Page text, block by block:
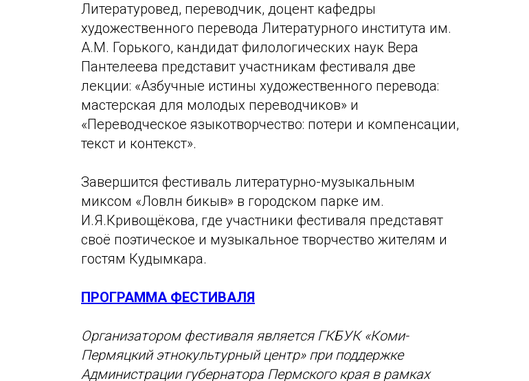
Литературовед, переводчик, доцент кафедры
художественного перевода Литературного института им.
А.М. Горького, кандидат филологических наук Вера
Пантелеева представит участникам фестиваля две
лекции: «Азбучные истины художественного перевода:
мастерская для молодых переводчиков» и
«Переводческое языкотворчество: потери и компенсации,
текст и контекст».
Завершится фестиваль литературно-музыкальным
миксом «Ловлӧн бикыв» в городском парке им.
И.Я.Кривощёкова, где участники фестиваля представят
своё поэтическое и музыкальное творчество жителям и
гостям Кудымкара.
ПРОГРАММА ФЕСТИВАЛЯ
Организатором фестиваля является ГКБУК «Коми-
Пермяцкий этнокультурный центр» при поддержке
Администрации губернатора Пермского края в рамках